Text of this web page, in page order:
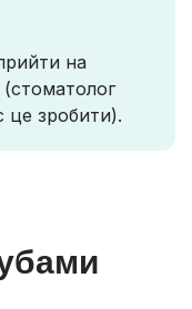
на
(стоматолог
це зробити).